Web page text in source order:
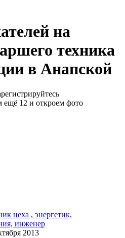
на
техника
в Анапской
ещё 12 и откроем фото
цеха , энергетик,
инженер
2013